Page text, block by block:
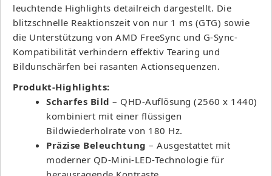
leuchtende Highlights detailreich dargestellt. Die
blitzschnelle Reaktionszeit von nur 1 ms (GTG) sowie
die Unterstützung von AMD FreeSync und G-Sync-
Kompatibilität verhindern effektiv Tearing und
Bildunschärfen bei rasanten Actionsequenzen.
Produkt-Highlights:
Scharfes Bild – QHD-Auflösung (2560 x 1440)
kombiniert mit einer flüssigen
Bildwiederholrate von 180 Hz.
Präzise Beleuchtung – Ausgestattet mit
moderner QD-Mini-LED-Technologie für